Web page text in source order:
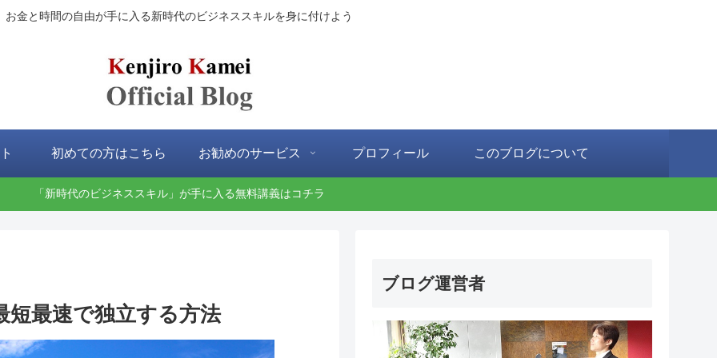
お金と時間の自由が手に入る新時代のビジネススキルを身に付けよう
初めての方はこちら お勧めのサービス プロフィール このブログについて
「新時代のビジネススキル」が手に入る無料講義はコチラ
最速で独立する方法
ブログ運営者